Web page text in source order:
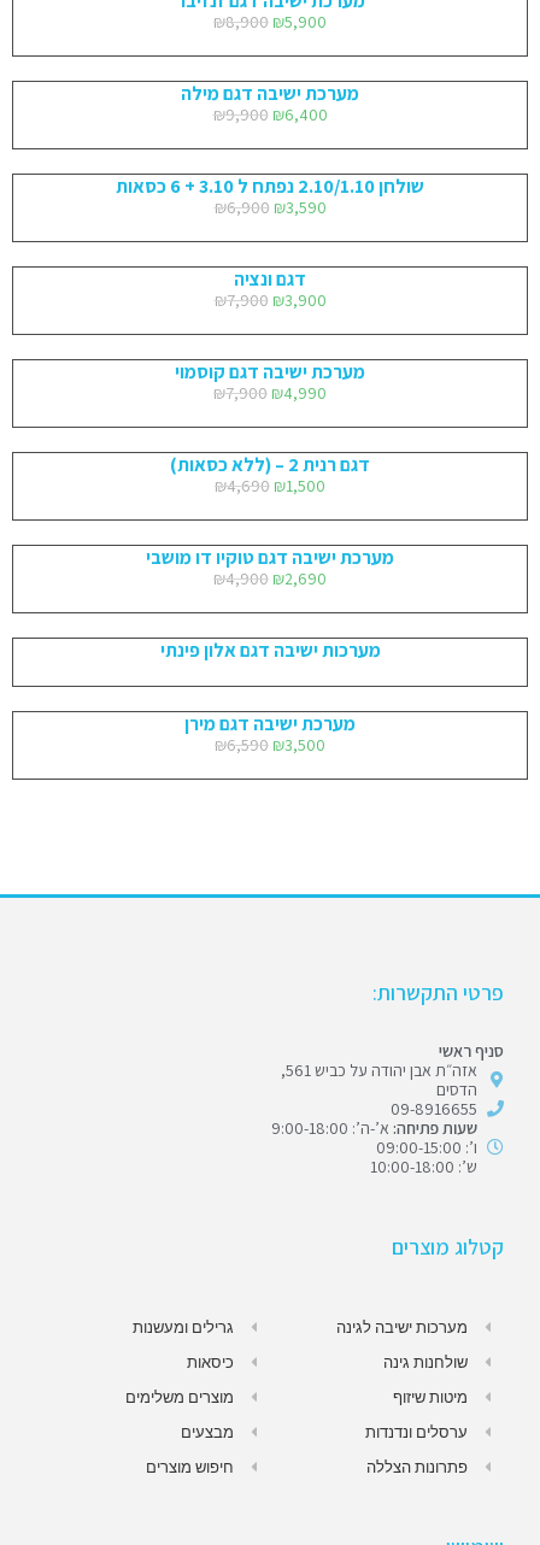
₪8,900 ₪5,900
מערכת ישיבה דגם מילה
₪9,900 ₪6,400
שולחן 2.10/1.10 נפתח ל 3.10 + 6 כסאות
₪6,900 ₪3,590
דגם ונציה
₪7,900 ₪3,900
מערכת ישיבה דגם קוסמוי
₪7,900 ₪4,990
דגם רנית 2 – (ללא כסאות)
₪4,690 ₪1,500
מערכת ישיבה דגם טוקיו דו מושבי
₪4,900 ₪2,690
מערכות ישיבה דגם אלון פינתי
מערכת ישיבה דגם מירן
₪6,590 ₪3,500
פרטי התקשרות:
סניף ראשי
אזה״ת אבן יהודה על כביש 561,
הדסים
09-8916655
שעות פתיחה: א’-ה’: 9:00-18:00
ו’: 09:00-15:00
ש’: 10:00-18:00
קטלוג מוצרים
מערכות ישיבה לגינה
שולחנות גינה
מיטות שיזוף
ערסלים ונדנדות
פתרונות הצללה
גרילים ומעשנות
כיסאות
מוצרים משלימים
מבצעים
חיפוש מוצרים